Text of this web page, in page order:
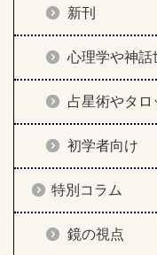
新刊
心理学や神話
占星術やタロ
初学者向け
特別コラム
鏡の視点